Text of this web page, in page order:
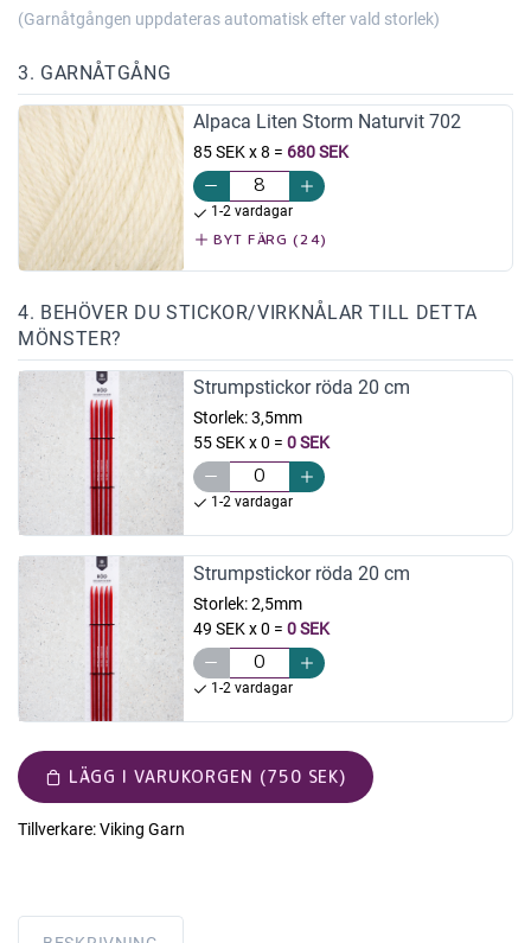
(Garnåtgången uppdateras automatisk efter vald storlek)
3. GARNÅTGÅNG
Alpaca Liten Storm Naturvit 702
85 SEK x 8 = 680 SEK
1-2 vardagar
BYT FÄRG (24)
4. BEHÖVER DU STICKOR/VIRKNÅLAR TILL DETTA
MÖNSTER?
Strumpstickor röda 20 cm
Storlek:3,5mm
55 SEK x 0 = 0 SEK
1-2 vardagar
Strumpstickor röda 20 cm
Storlek:2,5mm
49 SEK x 0 = 0 SEK
1-2 vardagar
LÄGG I VARUKORGEN (750 SEK)
Tillverkare:Viking Garn